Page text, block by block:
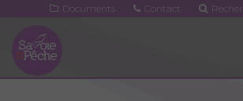
contenu
principal
Documents Contact